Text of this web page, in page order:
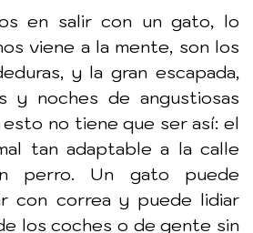
en salir con un gato, lo
viene a la mente, son los
y la gran escapada,
y noches de angustiosas
esto no tiene que ser así: el
tan adaptable a la calle
perro. Un gato puede
con correa y puede lidiar
los coches o de gente sin